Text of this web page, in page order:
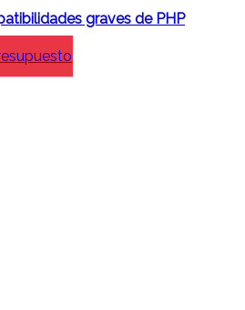
graves de PHP